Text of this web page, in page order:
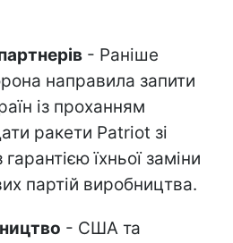
- Раніше
направила запити
із проханням
ракети Patriot зі
гарантією їхньої заміни
партій виробництва.
- США та